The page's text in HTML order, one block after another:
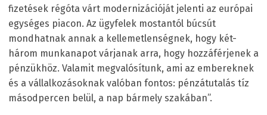
fizetések régóta várt modernizációját jelenti az európai
egységes piacon. Az ügyfelek mostantól búcsút
mondhatnak annak a kellemetlenségnek, hogy két-
három munkanapot várjanak arra, hogy hozzáférjenek a
pénzükhöz. Valamit megvalósítunk, ami az embereknek
és a vállalkozásoknak valóban fontos: pénzátutalás tíz
másodpercen belül, a nap bármely szakában”.